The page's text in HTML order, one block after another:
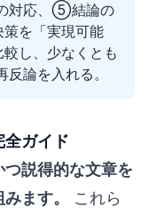
対応、⑤結論の
を「実現可能
し、少なくとも
論を入れる。
全ガイド
説得的な文章を
ます。
これら